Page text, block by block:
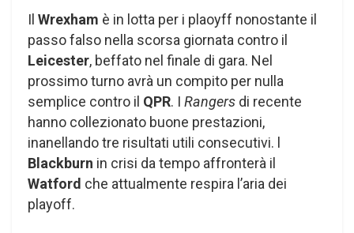
Il Wrexham è in lotta per i plaoyff nonostante il
passo falso nella scorsa giornata contro il
Leicester, beffato nel finale di gara. Nel
prossimo turno avrà un compito per nulla
semplice contro il QPR. I Rangers di recente
hanno collezionato buone prestazioni,
inanellando tre risultati utili consecutivi. l
Blackburn in crisi da tempo affronterà il
Watford che attualmente respira l’aria dei
playoff.